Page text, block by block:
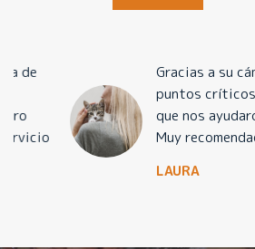
Gracias a su cámara
puntos críticos y áreas
que nos ayudaron a
Muy recomendados.